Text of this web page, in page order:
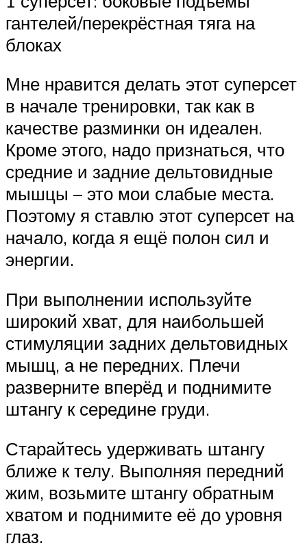
гантелей/перекрёстная тяга на
блоках
Мне нравится делать этот суперсет
в начале тренировки, так как в
качестве разминки он идеален.
Кроме этого, надо признаться, что
средние и задние дельтовидные
мышцы – это мои слабые места.
Поэтому я ставлю этот суперсет на
начало, когда я ещё полон сил и
энергии.
При выполнении используйте
широкий хват, для наибольшей
стимуляции задних дельтовидных
мышц, а не передних. Плечи
разверните вперёд и поднимите
штангу к середине груди.
Старайтесь удерживать штангу
ближе к телу. Выполняя передний
жим, возьмите штангу обратным
хватом и поднимите её до уровня
глаз.